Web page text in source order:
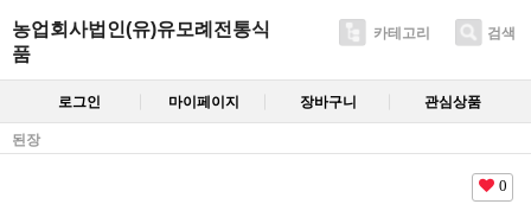
농업회사법인(유)유모례전통식
품
카테고리 검색
로그인 마이페이지 장바구니 관심상품
된장
0